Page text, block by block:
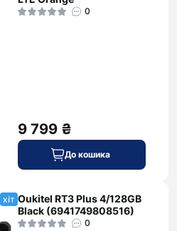
0
9 799 ₴
До кошика
хіт Oukitel RT3 Plus 4/128GB
Black (6941749808516)
0